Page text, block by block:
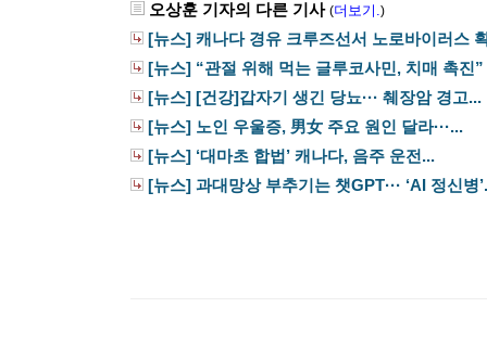
오상훈 기자의 다른 기사 (더보기.)
[뉴스] 캐나다 경유 크루즈선서 노로바이러스
[뉴스] “관절 위해 먹는 글루코사민, 치매 촉진”
[뉴스] [건강]갑자기 생긴 당뇨··· 췌장암 경고...
[뉴스] 노인 우울증, 男女 주요 원인 달라···...
[뉴스] ‘대마초 합법’ 캐나다, 음주 운전...
[뉴스] 과대망상 부추기는 챗GPT··· ‘AI 정신병